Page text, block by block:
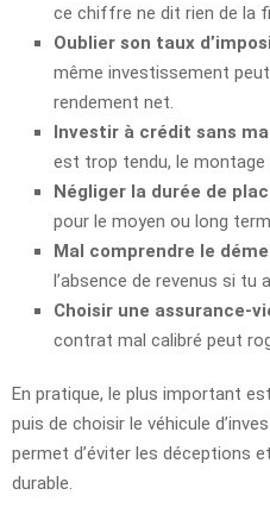
ce chiffre ne dit rien de la
Oublier son taux
même investissement
rendement net.
Investir à crédit sans
est trop tendu, le montage
Négliger la durée de
pour le moyen ou long
Mal comprendre le
l’absence de revenus si tu
Choisir une assurance-
contrat mal calibré peut
En pratique, le plus important
puis de choisir le véhicule
permet d’éviter les déceptions
durable.